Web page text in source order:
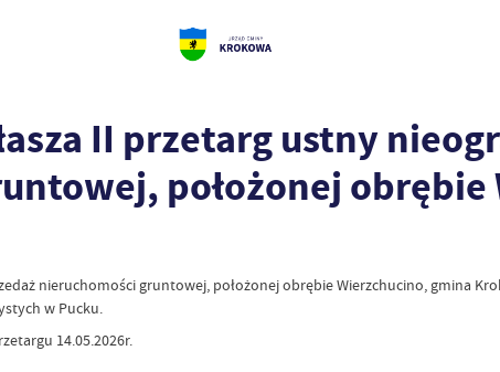
II przetarg ustny
położonej obrębie
nieruchomości gruntowej, położonej obrębie Wierzchucino, gmina
w Pucku.
14.05.2026r.